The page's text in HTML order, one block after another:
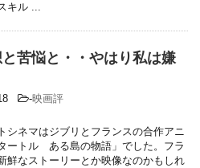
キル ...
苦悩と・・やはり私は嫌
-映画評
シネマはジブリとフランスの合作アニ
ートル ある島の物語」でした。フラ
鮮なストーリーとか映像なのかもしれ